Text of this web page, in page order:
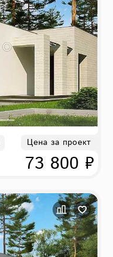
Цена за проект
73 800 ₽